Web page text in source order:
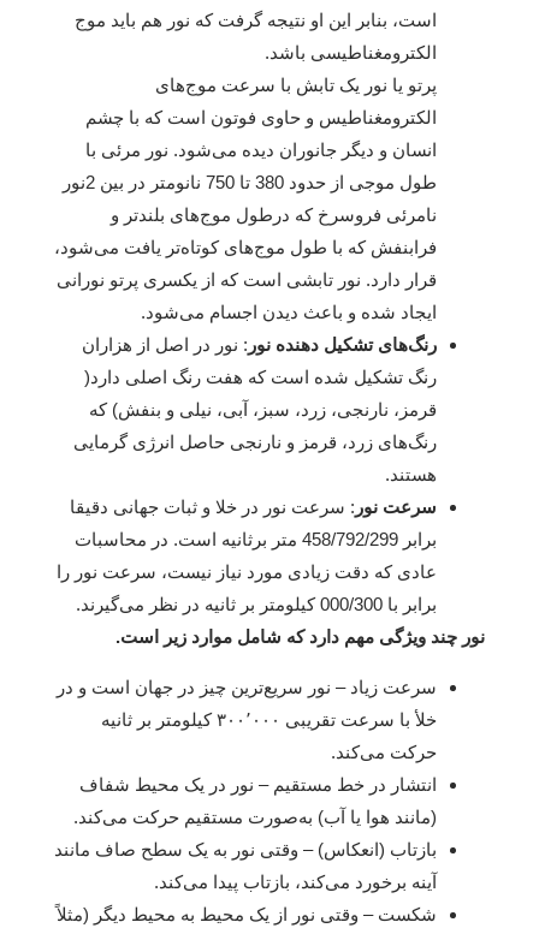
است، بنابر این او نتیجه گرفت که نور هم باید موج
الکترومغناطیسی باشد.
پرتو یا نور یک تابش با سرعت موج‌های
الکترومغناطیس و حاوی فوتون است که با چشم
انسان و دیگر جانوران دیده می‌شود. نور مرئی با
طول موجی از حدود 380 تا 750 نانومتر در بین 2نور
نامرئی فروسرخ که درطول موج‌های بلندتر و
فرابنفش که با طول موج‌های کوتاه‌تر یافت می‌شود‌‌،
قرار دارد. نور تابشی است که از یکسری پرتو نورانی
ایجاد شده و باعث دیدن اجسام می‌شود.
رنگ‌های تشکیل دهنده نور : نور در اصل از هزاران
رنگ تشکیل شده است که هفت رنگ اصلی دارد(
قرمز، نارنجی، زرد، سبز، آبی، نیلی و بنفش) که
رنگ‌های زرد، قرمز و نارنجی حاصل انرژی گرمایی
هستند.
سرعت نور : سرعت نور در خلا و ثبات جهانی دقیقا
برابر 458/792/299 متر برثانیه است. در محاسبات
عادی که دقت زیادی مورد نیاز نیست، سرعت نور را
برابر با 000/300 کیلومتر بر ثانیه در نظر می‌گیرند.
نور چند ویژگی مهم دارد که شامل موارد زیر است.
سرعت زیاد – نور سریع‌ترین چیز در جهان است و در
خلأ با سرعت تقریبی ۳۰۰٬۰۰۰ کیلومتر بر ثانیه
حرکت می‌کند.
انتشار در خط مستقیم – نور در یک محیط شفاف
(مانند هوا یا آب) به‌صورت مستقیم حرکت می‌کند.
بازتاب (انعکاس) – وقتی نور به یک سطح صاف مانند
آینه برخورد می‌کند، بازتاب پیدا می‌کند.
شکست – وقتی نور از یک محیط به محیط دیگر (مثلاً